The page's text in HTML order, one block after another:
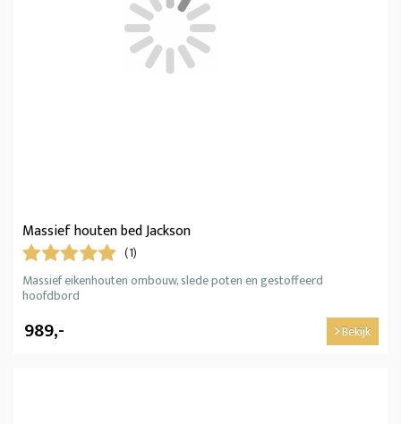
Massief houten bed Jackson
(1)
Massief eikenhouten ombouw, slede poten en gestoffeerd
hoofdbord
989,- Bekijk